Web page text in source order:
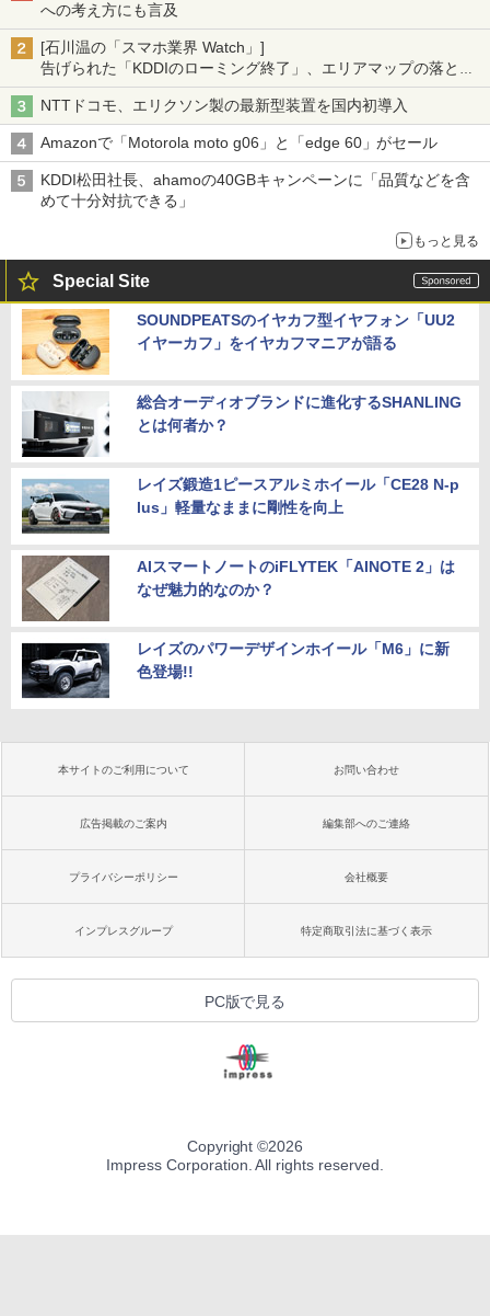
への考え方にも言及
[石川温の「スマホ業界 Watch」]
告げられた「KDDIのローミング終了」、エリアマップの落とし
穴と楽天モバイルの課題
NTTドコモ、エリクソン製の最新型装置を国内初導入
Amazonで「Motorola moto g06」と「edge 60」がセール
KDDI松田社長、ahamoの40GBキャンペーンに「品質などを含
めて十分対抗できる」
もっと見る
Special Site
SOUNDPEATSのイヤカフ型イヤフォン「UU2
イヤーカフ」をイヤカフマニアが語る
総合オーディオブランドに進化するSHANLING
とは何者か？
レイズ鍛造1ピースアルミホイール「CE28 N-p
lus」軽量なままに剛性を向上
AIスマートノートのiFLYTEK「AINOTE 2」は
なぜ魅力的なのか？
レイズのパワーデザインホイール「M6」に新
色登場!!
本サイトのご利用について お問い合わせ
広告掲載のご案内 編集部へのご連絡
プライバシーポリシー 会社概要
インプレスグループ 特定商取引法に基づく表示
PC版で見る
Copyright ©2026
Impress Corporation. All rights reserved.